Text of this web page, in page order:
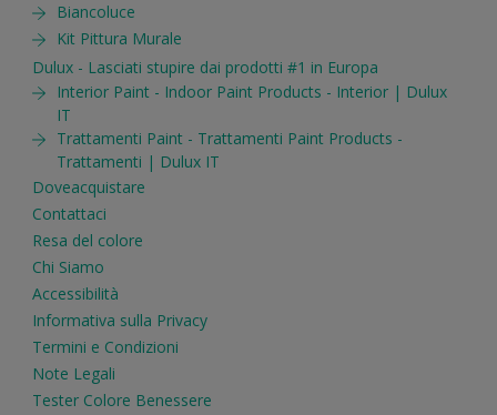
Biancoluce
Kit Pittura Murale
Dulux - Lasciati stupire dai prodotti #1 in Europa
Interior Paint - Indoor Paint Products - Interior | Dulux
IT
Trattamenti Paint - Trattamenti Paint Products -
Trattamenti | Dulux IT
Doveacquistare
Contattaci
Resa del colore
Chi Siamo
Accessibilità
Informativa sulla Privacy
Termini e Condizioni
Note Legali
Tester Colore Benessere